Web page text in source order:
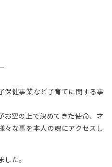
保健事業など子育てに関する事
お空の上で決めてきた使命、才
々な事を本人の魂にアクセスし
た。